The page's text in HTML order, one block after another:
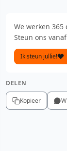
We werken
Steun ons
Ik steun jullie!
DELEN
Kopieer